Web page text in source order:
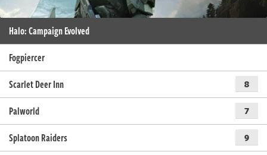
Halo: Campaign Evolved
Fogpiercer
Scarlet Deer Inn
8
Palworld 7
Splatoon Raiders 9